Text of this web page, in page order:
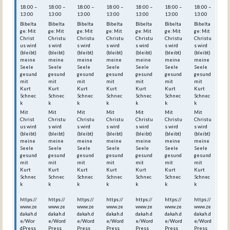
18:00 –
13:00
Bibelta
ge: Mit
Christ
us wird
(bleibt)
meine
Seele
gesund
mit
Kurt
Schnec
k
Mit
Christ
us wird
(bleibt)
meine
Seele
gesund
mit
Kurt
Schnec
k
https://
www.ze
dakah.d
e/Wor
dPress
18:00 –
13:00
Bibelta
ge: Mit
Christu
s wird
(bleibt)
meine
Seele
gesund
mit
Kurt
Schnec
k
Mit
Christu
s wird
(bleibt)
meine
Seele
gesund
mit
Kurt
Schnec
k
https://
www.ze
dakah.d
e/Word
Press_
18:00 –
13:00
Bibelta
ge: Mit
Christu
s wird
(bleibt)
meine
Seele
gesund
mit
Kurt
Schnec
k
Mit
Christu
s wird
(bleibt)
meine
Seele
gesund
mit
Kurt
Schnec
k
https://
www.ze
dakah.d
e/Word
Press_
18:00 –
13:00
Bibelta
ge: Mit
Christu
s wird
(bleibt)
meine
Seele
gesund
mit
Kurt
Schnec
k
Mit
Christu
s wird
(bleibt)
meine
Seele
gesund
mit
Kurt
Schnec
k
https://
www.ze
dakah.d
e/Word
Press_
18:00 –
13:00
Bibelta
ge: Mit
Christu
s wird
(bleibt)
meine
Seele
gesund
mit
Kurt
Schnec
k
Mit
Christu
s wird
(bleibt)
meine
Seele
gesund
mit
Kurt
Schnec
k
https://
www.ze
dakah.d
e/Word
Press_
18:00 –
13:00
Bibelta
ge: Mit
Christu
s wird
(bleibt)
meine
Seele
gesund
mit
Kurt
Schnec
k
Mit
Christu
s wird
(bleibt)
meine
Seele
gesund
mit
Kurt
Schnec
k
https://
www.ze
dakah.d
e/Word
Press_
18:00 –
13:00
Bibelta
ge: Mit
Christu
s wird
(bleibt)
meine
Seele
gesund
mit
Kurt
Schnec
k
Mit
Christu
s wird
(bleibt)
meine
Seele
gesund
mit
Kurt
Schnec
k
https://
www.ze
dakah.d
e/Word
Press_